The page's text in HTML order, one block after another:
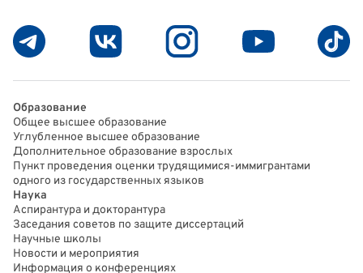
Образование
Общее высшее образование
Углубленное высшее образование
Дополнительное образование взрослых
Пункт проведения оценки трудящимися-иммигрантами
одного из государственных языков
Наука
Аспирантура и докторантура
Заседания советов по защите диссертаций
Научные школы
Новости и мероприятия
Информация о конференциях